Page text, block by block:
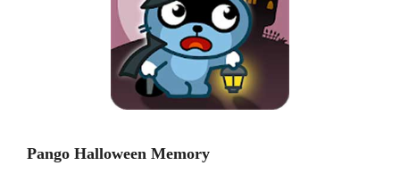
Pango Halloween Memory